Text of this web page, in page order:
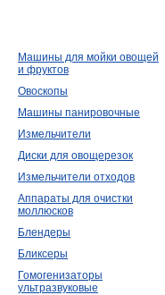
Машины для мойки овощей
и фруктов
Овоскопы
Машины панировочные
Измельчители
Диски для овощерезок
Измельчители отходов
Аппараты для очистки
моллюсков
Блендеры
Бликсеры
Гомогенизаторы
ультразвуковые